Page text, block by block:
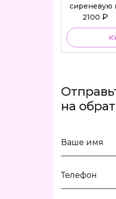
сиреневую
2100₽
на
Ваше